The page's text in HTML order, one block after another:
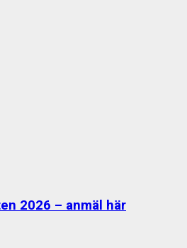
2026 – anmäl här